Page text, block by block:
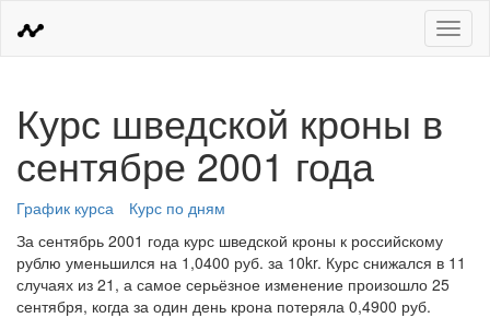
Меню
Курс шведской кроны в
сентябре 2001 года
График курса
Курс по дням
За сентябрь 2001 года курс шведской кроны к российскому
рублю уменьшился на 1,0400 руб. за 10kr. Курс снижался в 11
случаях из 21, а самое серьёзное изменение произошло 25
сентября, когда за один день крона потеряла 0,4900 руб.